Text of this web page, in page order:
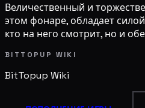
Величественный и
этом фонаре, обладает
кто на него смотрит, но и
BITTOPUP WIKI
BitTopup Wiki